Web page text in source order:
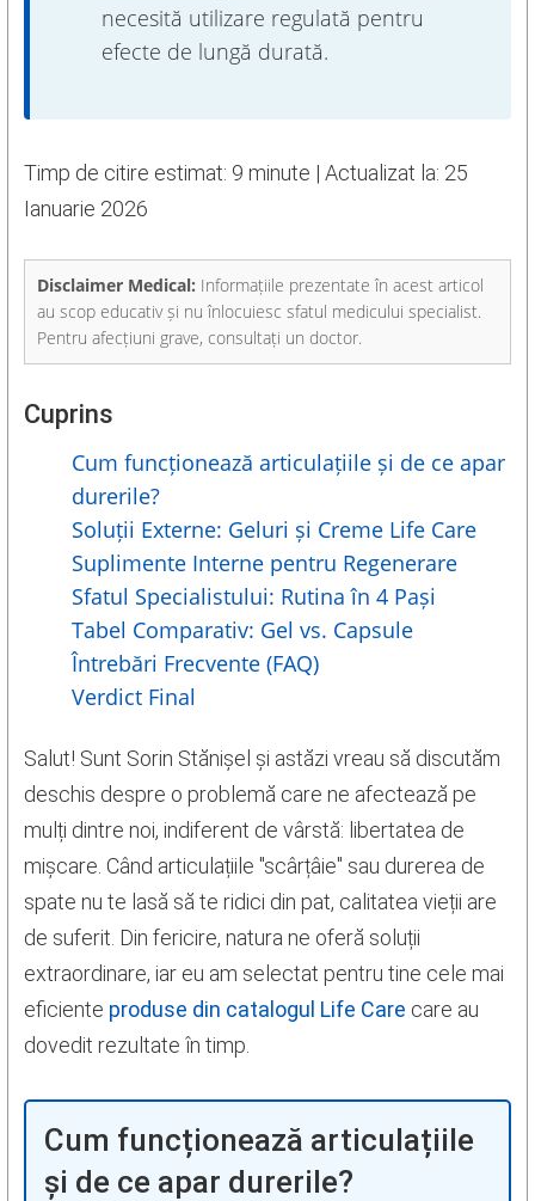
necesită utilizare regulată pentru
efecte de lungă durată.
Timp de citire estimat: 9 minute | Actualizat la: 25
Ianuarie 2026
Disclaimer Medical: Informațiile prezentate în acest articol
au scop educativ și nu înlocuiesc sfatul medicului specialist.
Pentru afecțiuni grave, consultați un doctor.
Cuprins
Cum funcționează articulațiile și de ce apar
durerile?
Soluții Externe: Geluri și Creme Life Care
Suplimente Interne pentru Regenerare
Sfatul Specialistului: Rutina în 4 Pași
Tabel Comparativ: Gel vs. Capsule
Întrebări Frecvente (FAQ)
Verdict Final
Salut! Sunt Sorin Stănișel și astăzi vreau să discutăm
deschis despre o problemă care ne afectează pe
mulți dintre noi, indiferent de vârstă: libertatea de
mișcare. Când articulațiile "scârțâie" sau durerea de
spate nu te lasă să te ridici din pat, calitatea vieții are
de suferit. Din fericire, natura ne oferă soluții
extraordinare, iar eu am selectat pentru tine cele mai
eficiente produse din catalogul Life Care care au
dovedit rezultate în timp.
Cum funcționează articulațiile
și de ce apar durerile?